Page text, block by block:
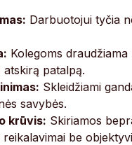
Darbuotojui tyčia
Kolegoms
patalpą.
Skleidžiami
savybės.
krūvis: Skiriamos
be